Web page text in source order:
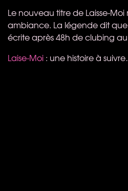
Le nouveau titre de Laisse-
ambiance. La légende dit
écrite après 48h de clubing
Laise-Moi : une histoire à